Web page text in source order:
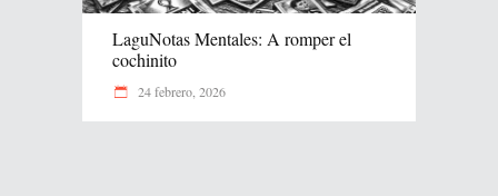
LaguNotas Mentales: A romper el
cochinito
24 febrero, 2026